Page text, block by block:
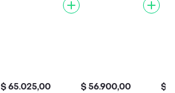
$ 65.025,00 $ 56.900,00 $